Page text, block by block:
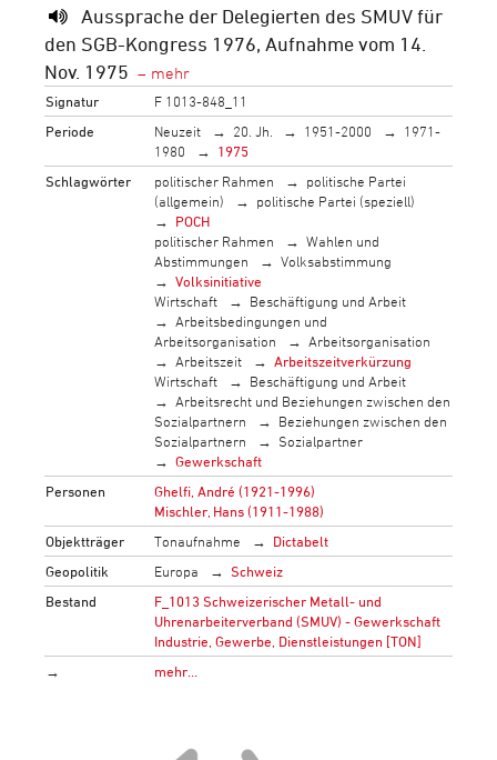
Aussprache der Delegierten des SMUV für
den SGB-Kongress 1976, Aufnahme vom 14.
Nov. 1975
Signatur
F 1013-848_11
Periode
Neuzeit 20. Jh. 1951-2000
1971-
1980
1975
Schlagwörter
politischer Rahmen
politische Partei
(allgemein)
politische Partei (speziell)
POCH
politischer Rahmen
Wahlen und
Abstimmungen
Volksabstimmung
Volksinitiative
Wirtschaft
Beschäftigung und Arbeit
Arbeitsbedingungen und
Arbeitsorganisation
Arbeitsorganisation
Arbeitszeit
Arbeitszeitverkürzung
Wirtschaft
Beschäftigung und Arbeit
Arbeitsrecht und Beziehungen zwischen den
Sozialpartnern
Beziehungen zwischen den
Sozialpartnern
Sozialpartner
Gewerkschaft
Personen
Ghelfi, André (1921-1996)
Mischler, Hans (1911-1988)
Objektträger
Tonaufnahme
Dictabelt
Geopolitik
Europa
Schweiz
Bestand
F_1013 Schweizerischer Metall- und
Uhrenarbeiterverband (SMUV) - Gewerkschaft
Industrie, Gewerbe, Dienstleistungen [TON]
→
mehr…